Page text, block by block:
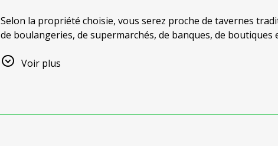
Selon la propriété choisie, vous serez proche de tavernes
de boulangeries, de supermarchés, de banques, de
de l'île.Voir plus